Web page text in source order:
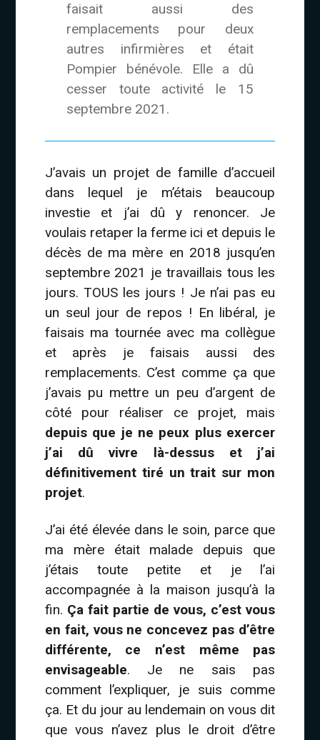
faisait aussi des
remplacements pour deux
autres infirmières et était
Pompier bénévole. Elle a dû
cesser toute activité le 15
septembre 2021.
J’avais un projet de famille d’accueil
dans lequel je m’étais beaucoup
investie et j’ai dû y renoncer. Je
voulais retaper la ferme ici et depuis le
décès de ma mère en 2018 jusqu’en
septembre 2021 je travaillais tous les
jours. TOUS les jours ! Je n’ai pas eu
un seul jour de repos ! En libéral, je
faisais ma tournée avec ma collègue
et après je faisais aussi des
remplacements. C’est comme ça que
j’avais pu mettre un peu d’argent de
côté pour réaliser ce projet, mais
depuis que je ne peux plus exercer
j’ai dû vivre là-dessus et j’ai
définitivement tiré un trait sur mon
projet.
J’ai été élevée dans le soin, parce que
ma mère était malade depuis que
j’étais toute petite et je l’ai
accompagnée à la maison jusqu’à la
fin. Ça fait partie de vous, c’est vous
en fait, vous ne concevez pas d’être
différente, ce n’est même pas
envisageable. Je ne sais pas
comment l’expliquer, je suis comme
ça. Et du jour au lendemain on vous dit
que vous n’avez plus le droit d’être